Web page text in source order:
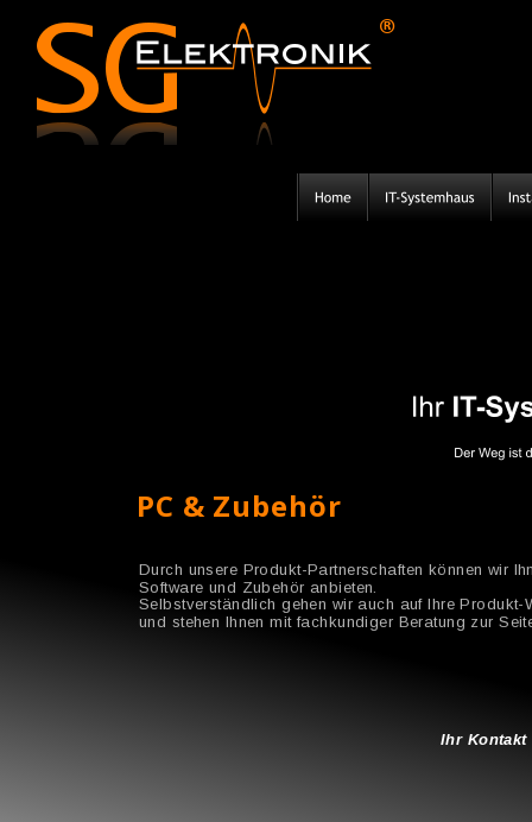
PC & Zubehör
Durch unsere Produkt-Partnerschaften können wir
Software und Zubehör anbieten.
Selbstverständlich gehen wir auch auf Ihre Produkt-
und stehen Ihnen mit fachkundiger Beratung zur
Ihr Kontakt
®